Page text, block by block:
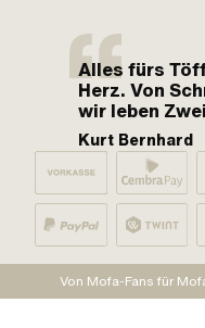
Alles fürs
Herz. Von
wir leben
Kurt Bernhard
Von Mofa-Fans für